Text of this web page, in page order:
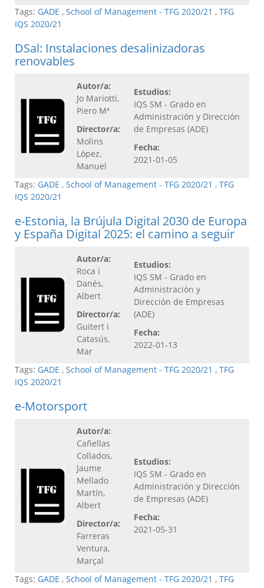
Tags: GADE , School of Management - TFG 2020/21 , TFG
IQS 2020/21
DSal: Instalaciones desalinizadoras
renovables
Autor/a:
Jo Mariotti,
Piero Mª
Director/a:
Molins
López,
Manuel
Estudios:
IQS SM - Grado en
Administración y Dirección
de Empresas (ADE)
Fecha:
2021-01-05
Tags: GADE , School of Management - TFG 2020/21 , TFG
IQS 2020/21
e-Estonia, la Brújula Digital 2030 de Europa
y España Digital 2025: el camino a seguir
Autor/a:
Roca i
Danés,
Albert
Director/a:
Guitert i
Catasús,
Mar
Estudios:
IQS SM - Grado en
Administración y
Dirección de Empresas
(ADE)
Fecha:
2022-01-13
Tags: GADE , School of Management - TFG 2020/21 , TFG
IQS 2020/21
e-Motorsport
Autor/a:
Cañellas
Collados,
Jaume
Mellado
Martín,
Albert
Director/a:
Farreras
Ventura,
Marçal
Estudios:
IQS SM - Grado en
Administración y Dirección
de Empresas (ADE)
Fecha:
2021-05-31
Tags: GADE , School of Management - TFG 2020/21 , TFG